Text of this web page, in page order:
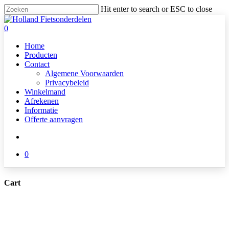
Skip
to
main
Hit enter to search or ESC to close
Close
Search
search
0
Home
Producten
Contact
Algemene Voorwaarden
Privacybeleid
Winkelmand
Afrekenen
Informatie
Offerte aanvragen
0
Cart